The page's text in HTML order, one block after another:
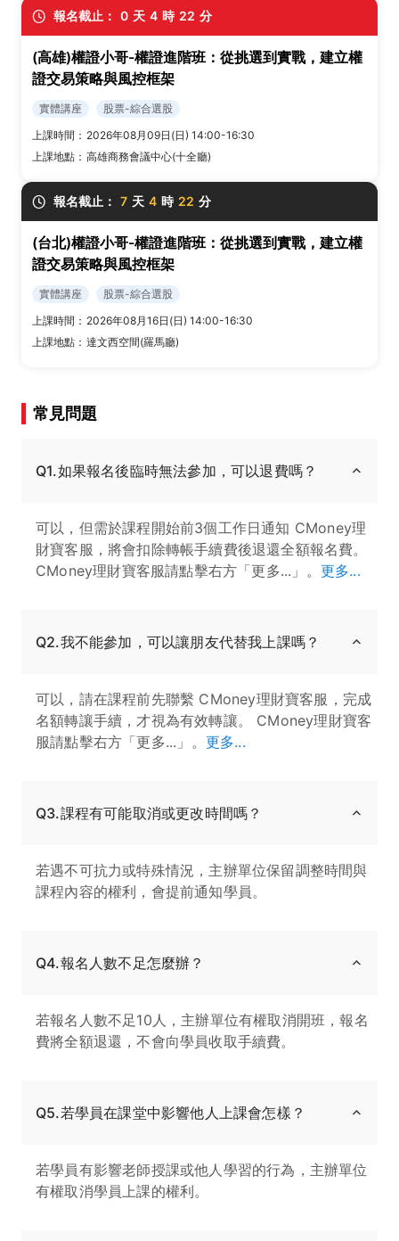
報名截止： 0 天 4 時 22 分
(高雄)權證小哥-權證進階班：從挑選到實戰，建立權
證交易策略與風控框架
實體講座
股票-綜合選股
上課時間： 2026年08月09日(日) 14:00-16:30
上課地點： 高雄商務會議中心(十全廳)
報名截止： 7 天 4 時 22 分
(台北)權證小哥-權證進階班：從挑選到實戰，建立權
證交易策略與風控框架
實體講座
股票-綜合選股
上課時間： 2026年08月16日(日) 14:00-16:30
上課地點： 達文西空間(羅馬廳)
常見問題
Q1.如果報名後臨時無法參加，可以退費嗎？
可以，但需於課程開始前3個工作日通知 CMoney理
財寶客服，將會扣除轉帳手續費後退還全額報名費。
CMoney理財寶客服請點擊右方「更多...」。 更多...
Q2.我不能參加，可以讓朋友代替我上課嗎？
可以，請在課程前先聯繫 CMoney理財寶客服，完成
名額轉讓手續，才視為有效轉讓。 CMoney理財寶客
服請點擊右方「更多...」。 更多...
Q3.課程有可能取消或更改時間嗎？
若遇不可抗力或特殊情況，主辦單位保留調整時間與
課程內容的權利，會提前通知學員。
Q4.報名人數不足怎麼辦？
若報名人數不足10人，主辦單位有權取消開班，報名
費將全額退還，不會向學員收取手續費。
Q5.若學員在課堂中影響他人上課會怎樣？
若學員有影響老師授課或他人學習的行為，主辦單位
有權取消學員上課的權利。